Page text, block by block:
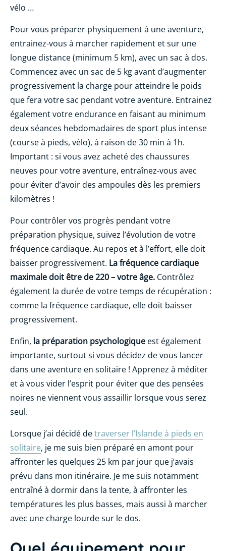
vélo …
Pour vous préparer physiquement à une aventure,
entrainez-vous à marcher rapidement et sur une
longue distance (minimum 5 km), avec un sac à dos.
Commencez avec un sac de 5 kg avant d’augmenter
progressivement la charge pour atteindre le poids
que fera votre sac pendant votre aventure. Entrainez
également votre endurance en faisant au minimum
deux séances hebdomadaires de sport plus intense
(course à pieds, vélo), à raison de 30 min à 1h.
Important : si vous avez acheté des chaussures
neuves pour votre aventure, entraînez-vous avec
pour éviter d’avoir des ampoules dès les premiers
kilomètres !
Pour contrôler vos progrès pendant votre
préparation physique, suivez l’évolution de votre
fréquence cardiaque. Au repos et à l’effort, elle doit
baisser progressivement. La fréquence cardiaque
maximale doit être de 220 – votre âge. Contrôlez
également la durée de votre temps de récupération :
comme la fréquence cardiaque, elle doit baisser
progressivement.
Enfin, la préparation psychologique est également
importante, surtout si vous décidez de vous lancer
dans une aventure en solitaire ! Apprenez à méditer
et à vous vider l’esprit pour éviter que des pensées
noires ne viennent vous assaillir lorsque vous serez
seul.
Lorsque j’ai décidé detraverser l’Islande à pieds en
solitaire, je me suis bien préparé en amont pour
affronter les quelques 25 km par jour que j’avais
prévu dans mon itinéraire. Je me suis notamment
entraîné à dormir dans la tente, à affronter les
températures les plus basses, mais aussi à marcher
avec une charge lourde sur le dos.